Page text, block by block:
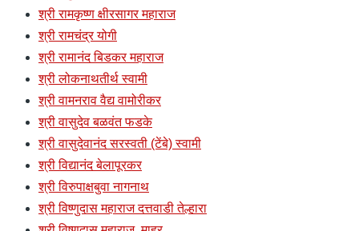
श्री रामकृष्ण क्षीरसागर महाराज
श्री रामचंद्र योगी
श्री रामानंद बिडकर महाराज
श्री लोकनाथतीर्थ स्वामी
श्री वामनराव वैद्य वामोरीकर
श्री वासुदेव बळवंत फडके
श्री वासुदेवानंद सरस्वती (टेंबे) स्वामी
श्री विद्यानंद बेलापूरकर
श्री विरुपाक्षबुवा नागनाथ
श्री विष्णुदास महाराज दत्तवाडी तेल्हारा